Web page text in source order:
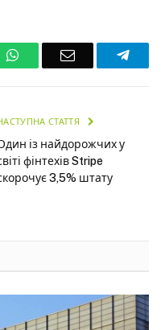
WhatsAppEmail
СТАТТЯ
із найдорожчих у
фінтехів Stripe
3,5% штату